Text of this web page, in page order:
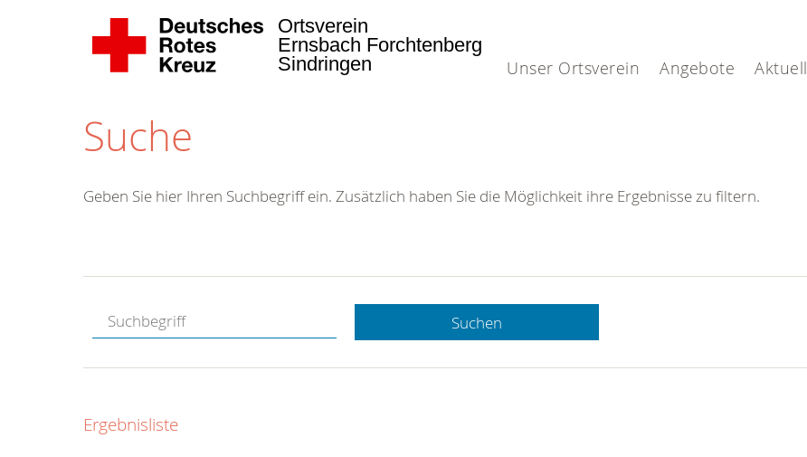
Unser Ortsverein Angebote Aktuell
Ortsverein
Ernsbach Forchtenberg
Sindringen
Suche
Hotline.
gerne.
Geben Sie hier Ihren Suchbegriff ein. Zusätzlich haben Sie die Möglichkeit ihre Ergebnisse zu filtern.
Suchen
Ergebnisliste